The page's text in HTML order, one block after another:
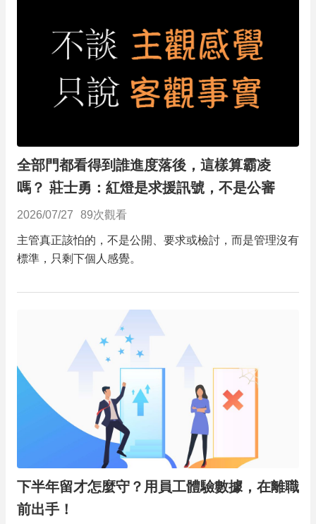
全部門都看得到誰進度落後，這樣算霸凌
嗎？ 莊士勇：紅燈是求援訊號，不是公審
2026/07/27 89次觀看
主管真正該怕的，不是公開、要求或檢討，而是管理沒有
標準，只剩下個人感覺。
下半年留才怎麼守？用員工體驗數據，在離職
前出手！